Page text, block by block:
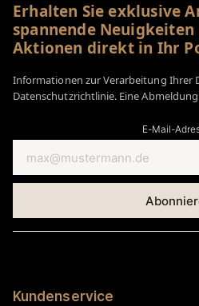
Erhalten Sie exklusive
spannende
Aktionen direkt in Ihr
Informationen zur Verarbeitung Ihrer
Datenschutzrichtlinie. Eine
E-Mail-
Kundenservice